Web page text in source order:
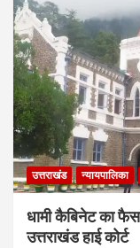
उत्तराखंड न्यायपालिका
धामी कैबिनेट का
उत्तराखंड हाई कोर्ट